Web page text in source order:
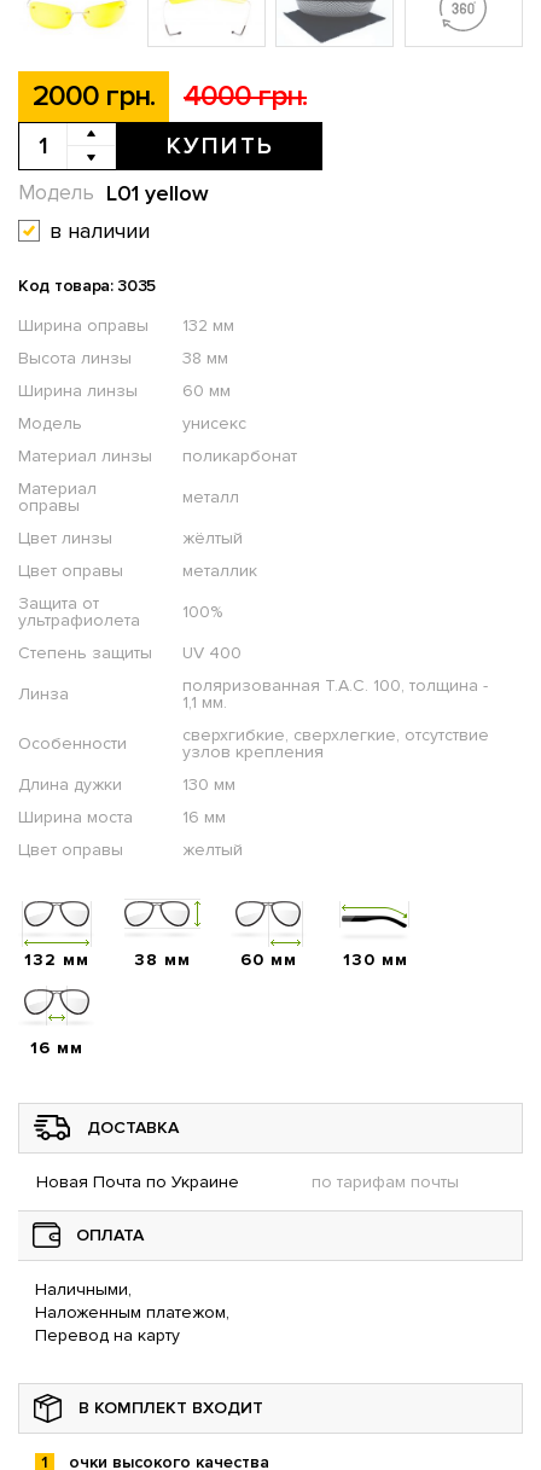
2000 грн. 4000 грн.
КУПИТЬ
L01 yellow
Модель
в наличии
Код товара: 3035
Ширина оправы
132 мм
Высота линзы
38 мм
Ширина линзы
60 мм
Модель
унисекс
Материал линзы
поликарбонат
Материал
оправы
металл
Цвет линзы
жёлтый
Цвет оправы
металлик
Защита от
ультрафиолета
100%
Степень защиты
UV 400
Линза
поляризованная T.A.C. 100, толщина -
1,1 мм.
Особенности
сверхгибкие, сверхлегкие, отсутствие
узлов крепления
Длина дужки
130 мм
Ширина моста
16 мм
Цвет оправы
желтый
132 мм 38 мм 60 мм 130 мм
16 мм
ДОСТАВКА
Новая Почта по Украине по тарифам почты
ОПЛАТА
Наличными,
Наложенным платежом,
Перевод на карту
В КОМПЛЕКТ ВХОДИТ
очки высокого качества